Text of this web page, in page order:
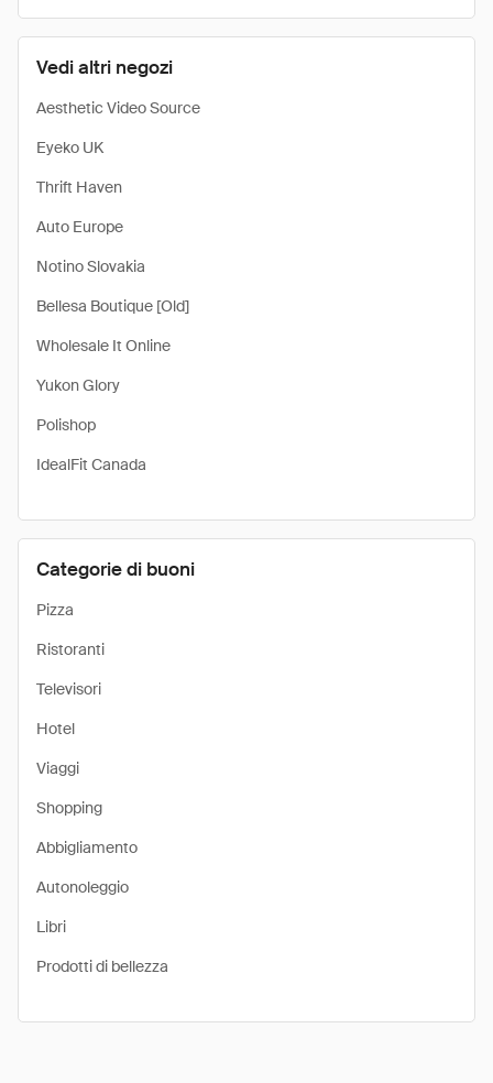
Vedi altri negozi
Aesthetic Video Source
Eyeko UK
Thrift Haven
Auto Europe
Notino Slovakia
Bellesa Boutique [Old]
Wholesale It Online
Yukon Glory
Polishop
IdealFit Canada
Categorie di buoni
Pizza
Ristoranti
Televisori
Hotel
Viaggi
Shopping
Abbigliamento
Autonoleggio
Libri
Prodotti di bellezza